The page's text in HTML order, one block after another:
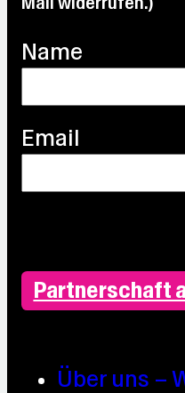
Partnerschaft
Über uns –
Name
Email